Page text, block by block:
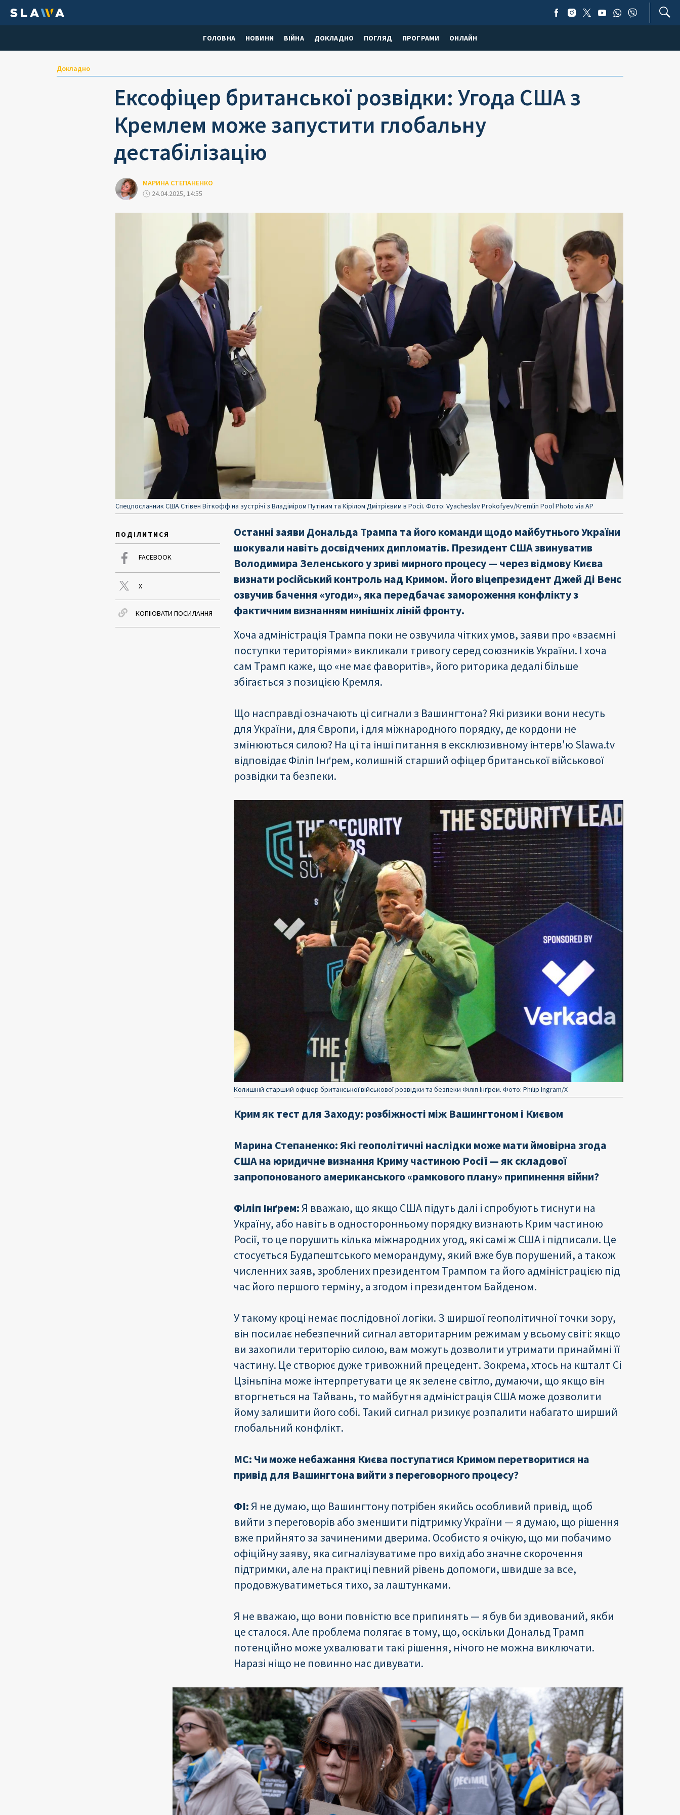
ГОЛОВНА НОВИНИ ВІЙНА ДОКЛАДНО ПОГЛЯД ПРОГРАМИ ОНЛАЙН
Докладно
Ексофіцер британської розвідки: Угода США з
Кремлем може запустити глобальну
дестабілізацію
МАРИНА СТЕПАНЕНКО
24.04.2025, 14:55
Спецпосланник США Стівен Віткофф на зустрічі з Владіміром Путіним та Кірілом Дмітрієвим в Росії. Фото: Vyacheslav Prokofyev/Kremlin Pool Photo via AP
ПОДІЛИТИСЯ
FACEBOOK
X
КОПІЮВАТИ ПОСИЛАННЯ
Останні заяви Дональда Трампа та його команди щодо майбутнього України
шокували навіть досвідчених дипломатів. Президент США звинуватив
Володимира Зеленського у зриві мирного процесу — через відмову Києва
визнати російський контроль над Кримом. Його віцепрезидент Джей Ді Венс
озвучив бачення «угоди», яка передбачає замороження конфлікту з
фактичним визнанням нинішніх ліній фронту.
Хоча адміністрація Трампа поки не озвучила чітких умов, заяви про «взаємні
поступки територіями» викликали тривогу серед союзників України. І хоча
сам Трамп каже, що «не має фаворитів», його риторика дедалі більше
збігається з позицією Кремля.
Що насправді означають ці сигнали з Вашингтона? Які ризики вони несуть
для України, для Європи, і для міжнародного порядку, де кордони не
змінюються силою? На ці та інші питання в ексклюзивному інтерв'ю Slawa.tv
відповідає Філіп Інґрем, колишній старший офіцер британської військової
розвідки та безпеки.
Колишній старший офіцер британської військової розвідки та безпеки Філіп Інґрем. Фото: Philip Ingram/X
Крим як тест для Заходу: розбіжності між Вашингтоном і Києвом
Марина Степаненко: Які геополітичні наслідки може мати ймовірна згода
США на юридичне визнання Криму частиною Росії — як складової
запропонованого американського «рамкового плану» припинення війни?
Філіп Інґрем:Я вважаю, що якщо США підуть далі і спробують тиснути на
Україну, або навіть в односторонньому порядку визнають Крим частиною
Росії, то це порушить кілька міжнародних угод, які самі ж США і підписали. Це
стосується Будапештського меморандуму, який вже був порушений, а також
численних заяв, зроблених президентом Трампом та його адміністрацією під
час його першого терміну, а згодом і президентом Байденом.
У такому кроці немає послідовної логіки. З ширшої геополітичної точки зору,
він посилає небезпечний сигнал авторитарним режимам у всьому світі: якщо
ви захопили територію силою, вам можуть дозволити утримати принаймні її
частину. Це створює дуже тривожний прецедент. Зокрема, хтось на кшталт Сі
Цзіньпіна може інтерпретувати це як зелене світло, думаючи, що якщо він
вторгнеться на Тайвань, то майбутня адміністрація США може дозволити
йому залишити його собі. Такий сигнал ризикує розпалити набагато ширший
глобальний конфлікт.
МС: Чи може небажання Києва поступатися Кримом перетворитися на
привід для Вашингтона вийти з переговорного процесу?
ФІ:Я не думаю, що Вашингтону потрібен якийсь особливий привід, щоб
вийти з переговорів або зменшити підтримку України — я думаю, що рішення
вже прийнято за зачиненими дверима. Особисто я очікую, що ми побачимо
офіційну заяву, яка сигналізуватиме про вихід або значне скорочення
підтримки, але на практиці певний рівень допомоги, швидше за все,
продовжуватиметься тихо, за лаштунками.
Я не вважаю, що вони повністю все припинять — я був би здивований, якби
це сталося. Але проблема полягає в тому, що, оскільки Дональд Трамп
потенційно може ухвалювати такі рішення, нічого не можна виключати.
Наразі ніщо не повинно нас дивувати.